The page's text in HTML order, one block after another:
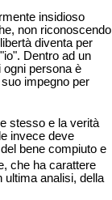
insidioso
non riconoscendo
diventa per
Dentro ad un
persona è
impegno per
stesso e la verità
invece deve
bene compiuto e
che ha carattere
ultima analisi, della